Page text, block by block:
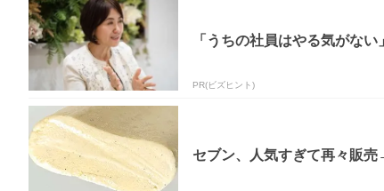
「うちの社員はやる気がな
PR(ビズヒント)
セブン、人気すぎて再々販